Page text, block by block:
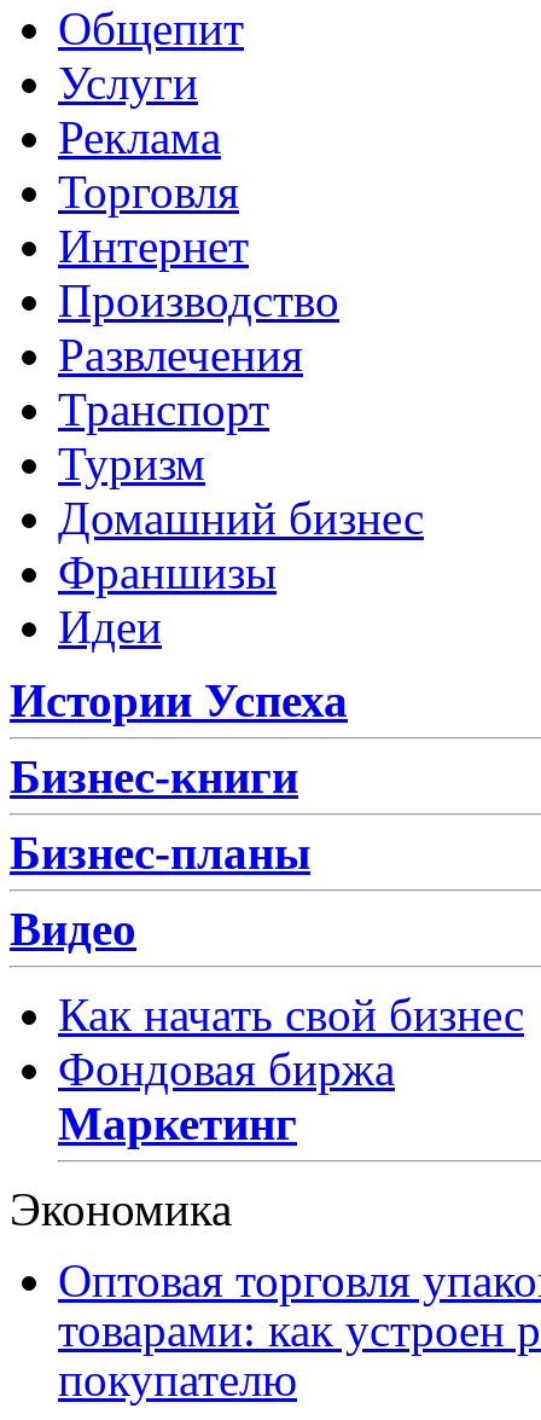
Общепит
Услуги
Реклама
Торговля
Интернет
Производство
Развлечения
Транспорт
Туризм
Домашний бизнес
Франшизы
Идеи
Истории Успеха
Бизнес-книги
Бизнес-планы
Видео
Как начать свой бизнес
Фондовая биржа
Маркетинг
Экономика
Оптовая торговля
товарами: как устроен
покупателю